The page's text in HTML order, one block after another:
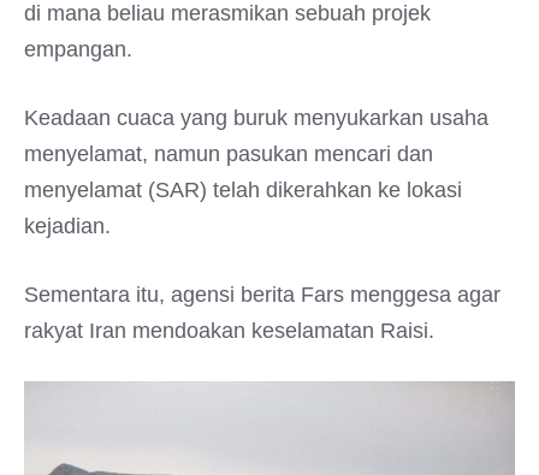
di mana beliau merasmikan sebuah projek
empangan.
Keadaan cuaca yang buruk menyukarkan usaha
menyelamat, namun pasukan mencari dan
menyelamat (SAR) telah dikerahkan ke lokasi
kejadian.
Sementara itu, agensi berita Fars menggesa agar
rakyat Iran mendoakan keselamatan Raisi.